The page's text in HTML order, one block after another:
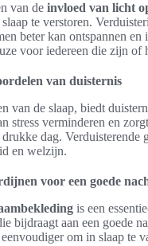
van de invloed van licht
te verstoren.
beter kan ontspannen
voor iedereen die zijn
van duisternis
van de slaap, biedt
stress verminderen en
drukke dag.
en welzijn.
voor een goede
is een
bijdraagt aan een goede
om in slaap te